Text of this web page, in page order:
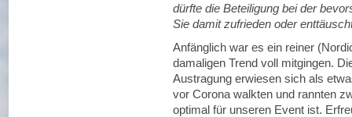
dürfte die Beteiligung bei der
Sie damit zufrieden oder
Anfänglich war es ein reiner
damaligen Trend voll mitgingen.
Austragung erwiesen sich als
vor Corona walkten und rannten
optimal für unseren Event ist.